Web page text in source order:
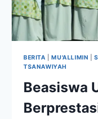
BERITA |MU'ALLIMIN |
TSANAWIYAH
Beasiswa